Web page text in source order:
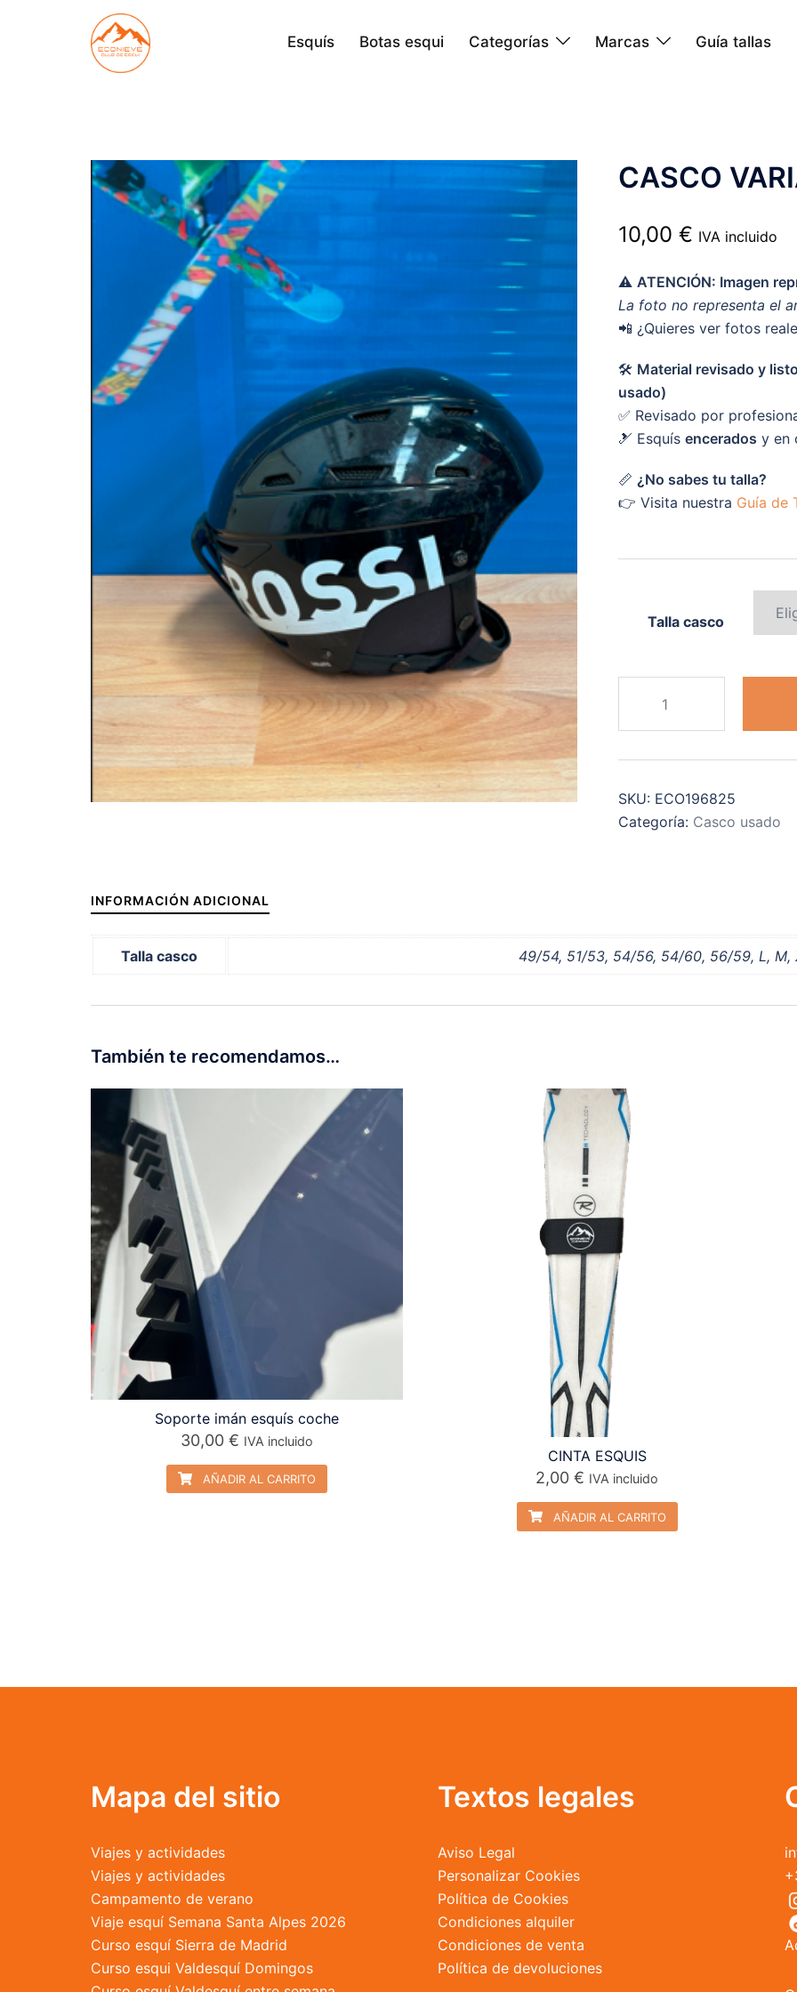
Esquís Botas esqui Categorías Marcas Guía tallas
CASCO
10,00 € IVA incluido
⚠️ ATENCIÓN: Imagen
La foto no representa el
📲 ¿Quieres ver fotos
🛠️ Material revisado y
usado)
✅ Revisado por
🎿 Esquís encerados y en
📏 ¿No sabes tu talla?
👉 Visita nuestra Guía de
Talla casco
VARIAS
MARCAS
cantidad
SKU: ECO196825
Categoría: Casco usado
INFORMACIÓN ADICIONAL
Talla casco 49/54, 51/53, 54/56, 54/60, 56/59, L, M,
También te recomendamos…
Soporte imán esquís coche
30,00 € IVA incluido
AÑADIR AL CARRITO
CINTA ESQUIS
2,00€ IVA incluido
AÑADIR AL CARRITO
Mapa del sitio
Viajes y actividades
Viajes y actividades
Campamento de verano
Viaje esquí Semana Santa Alpes 2026
Curso esquí Sierra de Madrid
Curso esqui Valdesquí Domingos
Textos legales
Aviso Legal
Personalizar Cookies
Política de Cookies
Condiciones alquiler
Condiciones de venta
Política de devoluciones